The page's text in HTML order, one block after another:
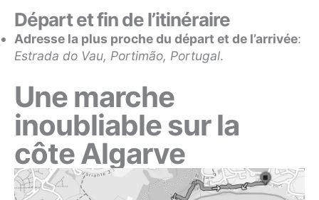
Départ et fin de l’itinéraire
Adresse la plus proche du départ et de l’arrivée:
Estrada do Vau, Portimão, Portugal.
Une marche
inoubliable sur la
côte Algarve